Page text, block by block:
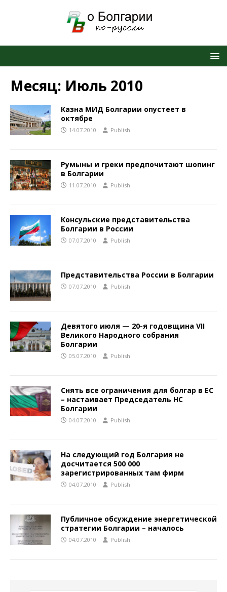
Месяц: Июль 2010
Казна МИД Болгарии опустеет в
октябре
14.07.2010 Publish
Румыны и греки предпочитают шопинг
в Болгарии
11.07.2010 Publish
Консульские представительства
Болгарии в России
07.07.2010 Publish
Представительства России в Болгарии
07.07.2010 Publish
Девятого июля — 20-я годовщина VII
Великого Народного собрания
Болгарии
05.07.2010 Publish
Снять все ограничения для болгар в ЕС
– настаивает Председатель НС
Болгарии
04.07.2010 Publish
На следующий год Болгария не
досчитается 500 000
зарегистрированных там фирм
04.07.2010 Publish
Публичное обсуждение энергетической
стратегии Болгарии – началось
04.07.2010 Publish